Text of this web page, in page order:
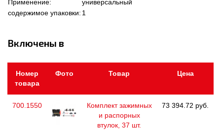
Применение:
универсальный
содержимое упаковки: 1
Включены в
Номер
товара
Фото Товар Цена
700.1550
Комплект зажимных
и распорных
втулок, 37 шт.
73 394.72 руб.